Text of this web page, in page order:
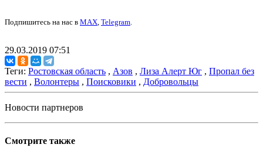
Подпишитесь на нас в MAX, Telegram.
29.03.2019 07:51
Теги: Ростовская область , Азов , Лиза Алерт Юг , Пропал без
вести , Волонтеры , Поисковики , Добровольцы
Новости партнеров
Смотрите также